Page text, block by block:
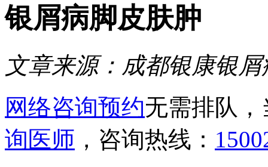
银屑病脚皮肤肿
文章来源： 成都银康银
网络咨询预约无需排队
询医师 ，咨询热线：